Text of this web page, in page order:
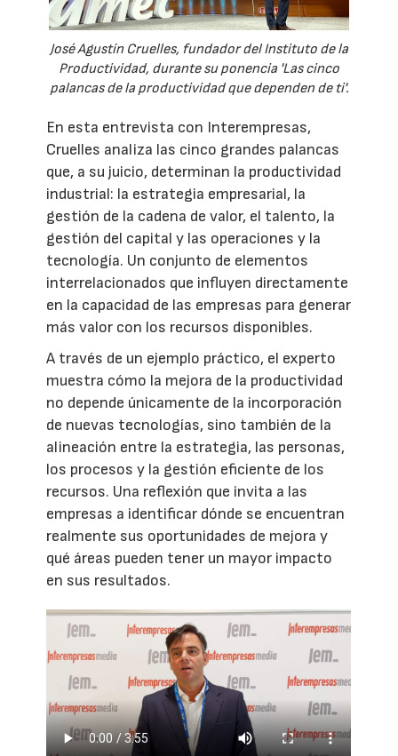
José Agustín Cruelles, fundador del Instituto de la
Productividad, durante su ponencia 'Las cinco
palancas de la productividad que dependen de ti'.
En esta entrevista con Interempresas,
Cruelles analiza las cinco grandes palancas
que, a su juicio, determinan la productividad
industrial: la estrategia empresarial, la
gestión de la cadena de valor, el talento, la
gestión del capital y las operaciones y la
tecnología. Un conjunto de elementos
interrelacionados que influyen directamente
en la capacidad de las empresas para generar
más valor con los recursos disponibles.
A través de un ejemplo práctico, el experto
muestra cómo la mejora de la productividad
no depende únicamente de la incorporación
de nuevas tecnologías, sino también de la
alineación entre la estrategia, las personas,
los procesos y la gestión eficiente de los
recursos. Una reflexión que invita a las
empresas a identificar dónde se encuentran
realmente sus oportunidades de mejora y
qué áreas pueden tener un mayor impacto
en sus resultados.